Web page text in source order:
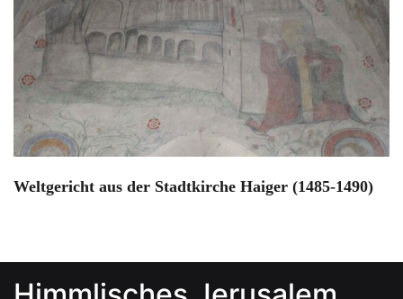
Weltgericht aus der Stadtkirche Haiger (1485-1490)